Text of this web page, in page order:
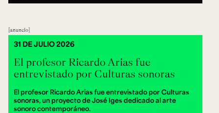
anuncio
El profesor Ricardo Arias fue
entrevistado por Culturas sonoras
El profesor Ricardo Arias fue entrevistado por Culturas
sonoras, un proyecto de José Iges dedicado al arte
sonoro contemporáneo.
31 DE JULIO 2026